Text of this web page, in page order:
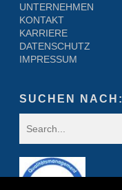
UNTERNEHMEN
KONTAKT
KARRIERE
DATENSCHUTZ
IMPRESSUM
SUCHEN NACH: